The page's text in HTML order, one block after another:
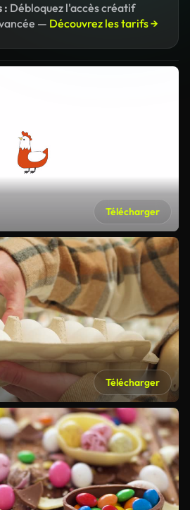
: Débloquez l'accès créatif
— Découvrez les tarifs →
Télécharger
Télécharger